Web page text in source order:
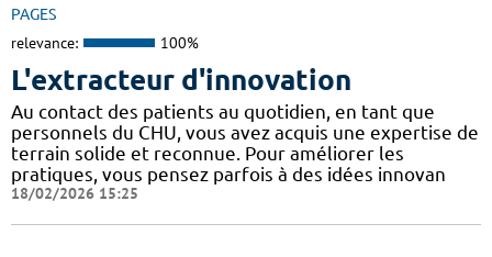
PAGES
relevance: 100%
L'extracteur d'innovation
Au contact des patients au quotidien, en tant que
personnels du CHU, vous avez acquis une expertise de
terrain solide et reconnue. Pour améliorer les
pratiques, vous pensez parfois à des idées innovan
18/02/2026 15:25